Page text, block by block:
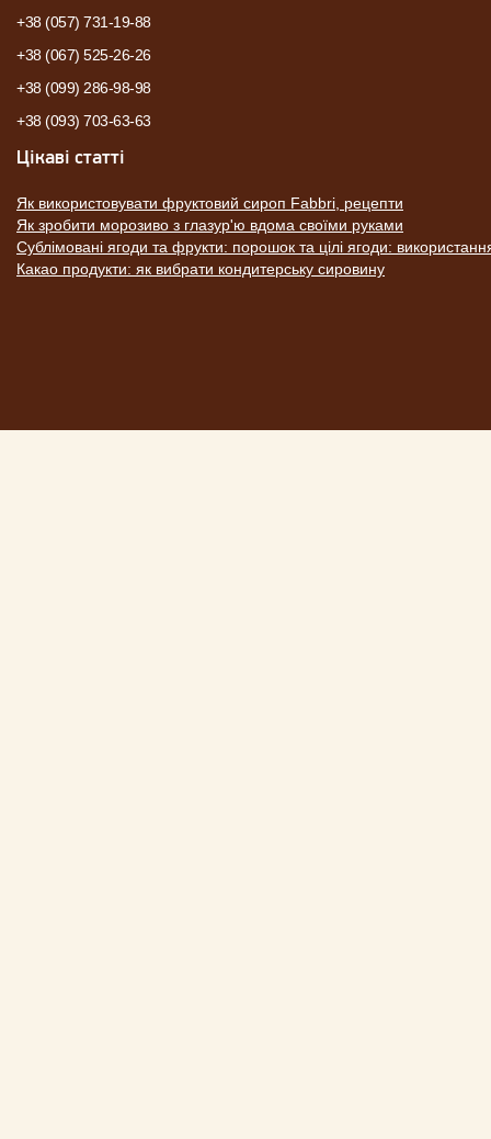
+38 (057) 731-19-88
+38 (067) 525-26-26
+38 (099) 286-98-98
+38 (093) 703-63-63
Цікаві статті
Як використовувати фруктовий сироп Fabbri, рецепти
Як зробити морозиво з глазур'ю вдома своїми руками
Сублімовані ягоди та фрукти: порошок та цілі ягоди:
Какао продукти: як вибрати кондитерську сировину